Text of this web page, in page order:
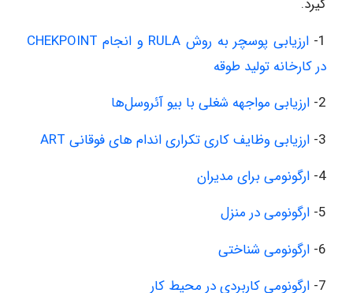
گیرد.
1-
ارزیابی پوسچر به روش RULA و انجام CHEKPOINT
در کارخانه تولید طوقه
2- ارزیابی مواجهه شغلی با بیو آئروسل‌ها
3- ارزیابی وظایف کاری تکراری اندام های فوقانی ART
4- ارگونومی برای مدیران
5- ارگونومی در منزل
6- ارگونومی شناختی
7- ارگونومی کاربردی در محیط کار